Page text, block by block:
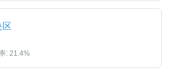
区
: 21.4%